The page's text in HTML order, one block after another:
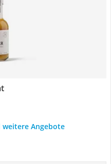
weitere Angebote